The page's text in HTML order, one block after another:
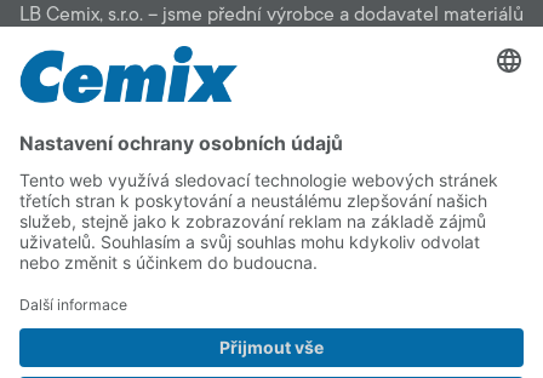
LB Cemix, s.r.o. – jsme přední výrobce a dodavatel materiálů
pro stavbu: zateplení, fasády, malty, stěrky, omítky, potěry,
penetrace, lepidla, podlahové stěrky, sanační systémy,
zahradní program. Pomůžeme vám vybrat vhodný materiál
firmu. Na kvalitu CEMIX se můžete spolehnout.
Copyright © 2026 LB Cemix, s.r.o.
Impressum
Informace o zpracování
osobních údajů (GDPR)
Cookie
Vnitřní
LinkedIn